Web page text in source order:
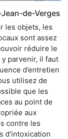
de-Verges
les objets, les
sont assez
réduire le
parvenir, il faut
d’entretien
utilisez de
que les
au point de
aux
contre les
d'intoxication